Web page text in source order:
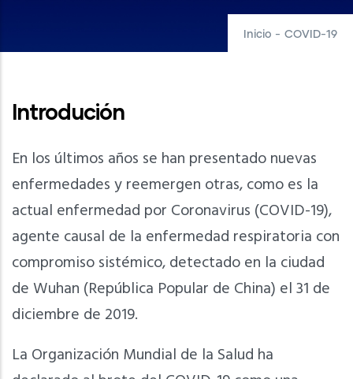
Inicio - COVID-19
Introdución
En los últimos años se han presentado nuevas
enfermedades y reemergen otras, como es la
actual enfermedad por Coronavirus (COVID-19),
agente causal de la enfermedad respiratoria con
compromiso sistémico, detectado en la ciudad
de Wuhan (República Popular de China) el 31 de
diciembre de 2019.
La Organización Mundial de la Salud ha